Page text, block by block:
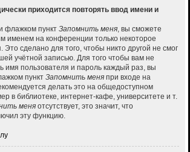
приходится повторять ввод имени и
флажком пункт Запомнить меня, вы сможете
именем на конференции только некоторое
Это сделано для того, чтобы никто другой не смог
учётной записью. Для того чтобы вам не
имя пользователя и пароль каждый раз, вы
пункт Запомнить меня при входе на
делать это на общедоступном
в библиотеке, интернет-кафе, университете и т.
меня отсутствует, это значит, что
эту функцию.